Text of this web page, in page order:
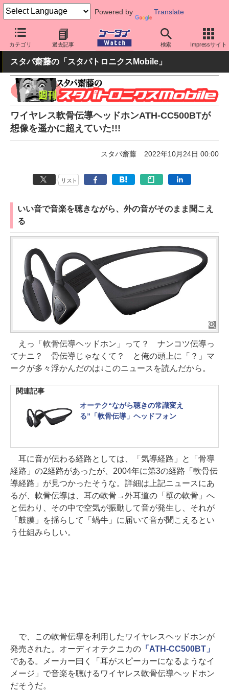
Powered by Translate
カテゴリ 過去記事 検索 Impressサイト
ケータイ Watch 周辺機器/アクセサリー オーディオ
スタパ齋藤の「スタパトロニクスMobile」
ワイヤレス軟骨伝導ヘッドホンATH-CC500BTが
想像を遥かに超えていた!!!
スタパ齋藤 2022年10月24日 00:00
リスト
いい音で音楽を聴きながら、外の音がそのまま聞こえ
る
えっ「軟骨伝導ヘッドホン」って？ ナンコツ伝導っ
てナニ？ 骨伝導じゃなくて？ と俺の頭上に「？」マ
ークが多々浮かんだのは↓このニュースを読んだから。
関連記事
オーテク“ながら聴きの常識変え
る”「軟骨伝導」ヘッドフォン
耳に音が伝わる経路としては、「気導経路」と「骨導
経路」の2経路があったが、2004年に第3の経路「軟骨伝
導経路」が見つかったそうな。詳細は上記ニュースにあ
るが、軟骨伝導は、耳の軟骨→外耳道の「壁の軟骨」へ
と伝わり、その中で空気が振動して音が発生し、それが
「鼓膜」を揺らして「蝸牛」に届いて音が聞こえるとい
う仕組みらしい。
で、この軟骨伝導を利用したワイヤレスヘッドホンが
発売された。オーディオテクニカの「ATH-CC500BT」
である。メーカー曰く「耳がスピーカーになるようなイ
メージ」で音楽を聴けるワイヤレス軟骨伝導ヘッドホン
だそうだ。